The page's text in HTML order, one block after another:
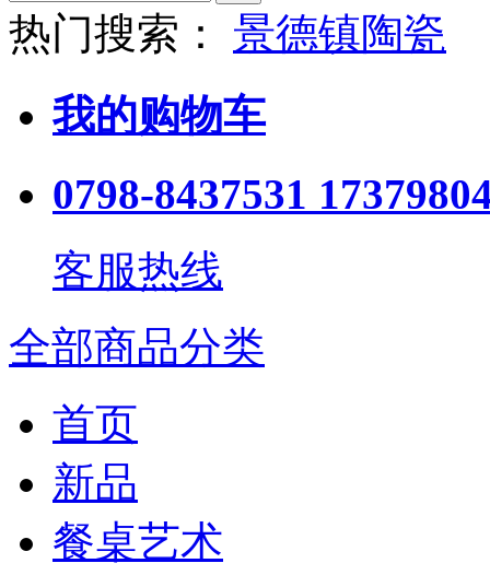
热门搜索：
景德镇陶瓷
我的购物车
0798-8437531
客服热线
全部商品分类
首页
新品
餐桌艺术